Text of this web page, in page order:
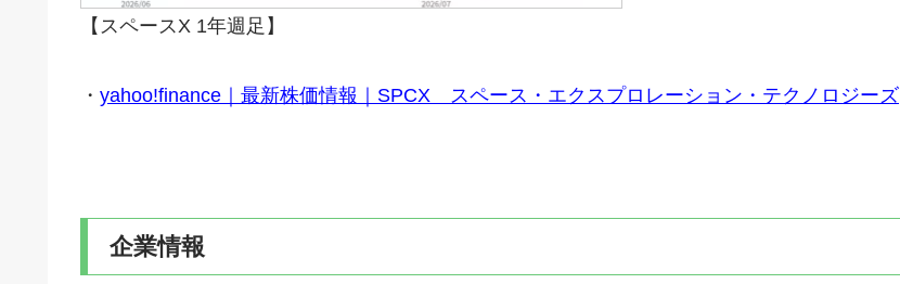
【スペースX 1年週足】
・ yahoo!finance｜最新株価情報｜SPCX スペース・エクスプロレーション・テクノロジーズ
企業情報